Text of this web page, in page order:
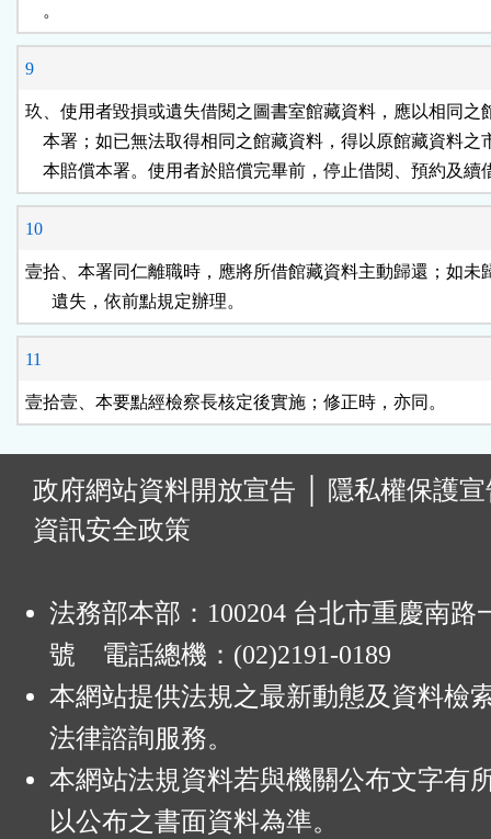
    。
9
玖、使用者毀損或遺失借閱之圖書室館藏資料，應以相同之
本署；如已無法取得相同之館藏資料，得以原館藏資料之
本賠償本署。使用者於賠償完畢前，停止借閱、預約及續
10
壹拾、本署同仁離職時，應將所借館藏資料主動歸還；如未
      遺失，依前點規定辦理。
11
壹拾壹、本要點經檢察長核定後實施；修正時，亦同。
政府網站資料開放宣告
隱私權保護
資訊安全政策
法務部本部：100204 台北市重慶南路
號 電話總機：(02)2191-0189
本網站提供法規之最新動態及資料檢
法律諮詢服務。
本網站法規資料若與機關公布文字有
以公布之書面資料為準。